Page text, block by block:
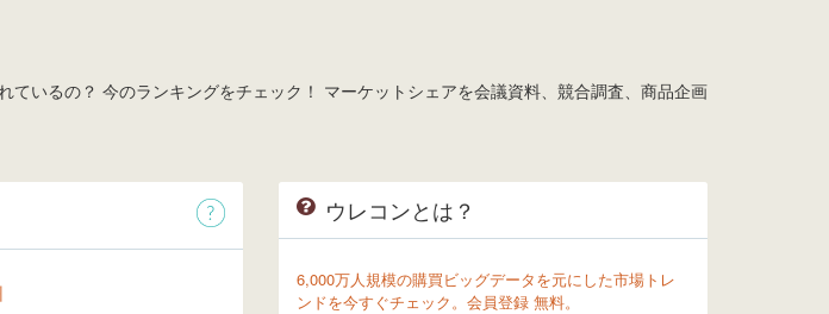
いるの？ 今のランキングをチェック！ マーケットシェアを会議資料、競合調査、商品企画
ウレコンとは？
6,000万人規模の購買ビッグデータを元にした市場トレ
ンドを今すぐチェック。会員登録 無料。